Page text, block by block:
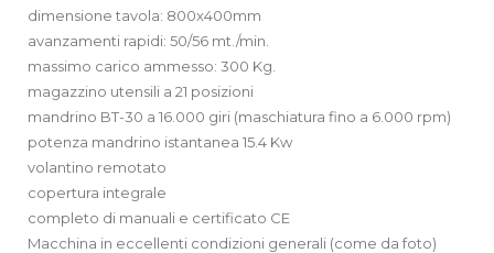
dimensione tavola: 800x400mm
avanzamenti rapidi: 50/56 mt./min.
massimo carico ammesso: 300 Kg.
magazzino utensili a 21 posizioni
mandrino BT-30 a 16.000 giri (maschiatura fino a 6.000 rpm)
potenza mandrino istantanea 15.4 Kw
volantino remotato
copertura integrale
completo di manuali e certificato CE
Macchina in eccellenti condizioni generali (come da foto)